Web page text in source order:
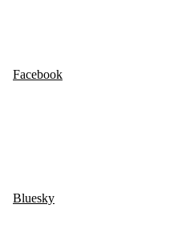
Facebook
Bluesky